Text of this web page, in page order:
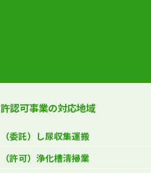
許認可事業の対応地域
（委託）し尿収集運搬
（許可）浄化槽清掃業